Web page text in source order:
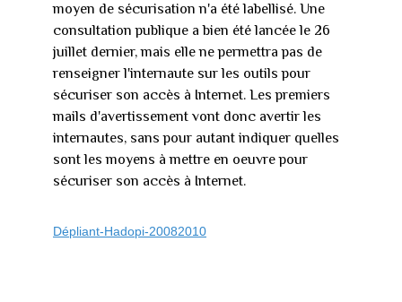
moyen de sécurisation n'a été labellisé. Une
consultation publique a bien été lancée le 26
juillet dernier, mais elle ne permettra pas de
renseigner l'internaute sur les outils pour
sécuriser son accès à Internet. Les premiers
mails d'avertissement vont donc avertir les
internautes, sans pour autant indiquer quelles
sont les moyens à mettre en oeuvre pour
sécuriser son accès à Internet.
Dépliant-Hadopi-20082010